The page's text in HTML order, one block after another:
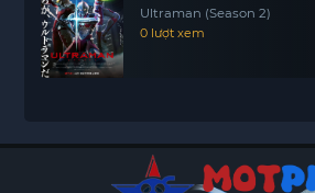
Ultraman (Season 2)
0 lượt xem